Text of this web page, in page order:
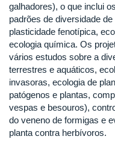
galhadores), o que inclui
padrões de diversidade
plasticidade fenotípica,
ecologia química. Os
vários estudos sobre a
terrestres e aquáticos,
invasoras, ecologia de
patógenos e plantas,
vespas e besouros),
do veneno de formigas e
planta contra herbívoros.